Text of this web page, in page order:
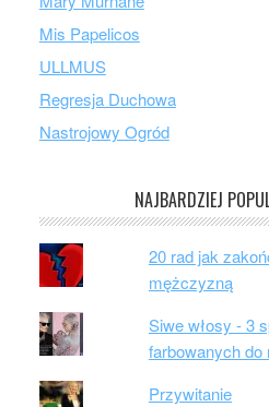
Mis Papelicos
ULLMUS
Regresja Duchowa
Nastrojowy Ogród
NAJBARDZIEJ
20 rad jak
mężczyzną
Siwe włosy - 3
farbowanych do
Przywitanie